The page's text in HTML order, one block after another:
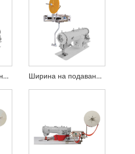
Ширина на подаване на горния лентоподавач 70 мм Ширина на подаване на горното устройство за подаване на лента 200 мм